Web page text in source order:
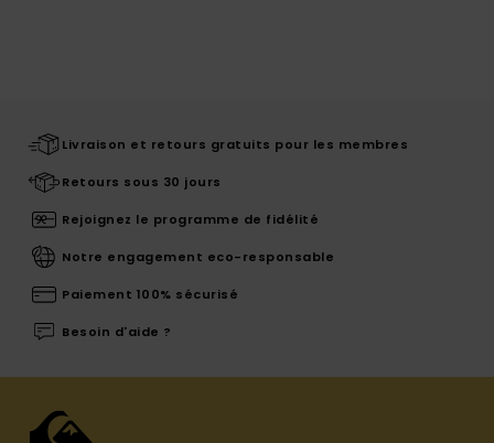
Livraison et retours gratuits pour les membres
Retours sous 30 jours
Rejoignez le programme de fidélité
Notre engagement eco-responsable
Paiement 100% sécurisé
Besoin d'aide ?